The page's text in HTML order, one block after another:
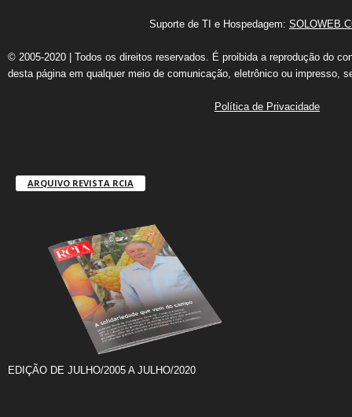
Suporte de TI e Hospedagem:
© 2005-2020 | Todos os direitos reservados. É proibida a reprodução do
desta página em qualquer meio de comunicação, eletrônico ou impresso,
Política de Privacidade
ARQUIVO REVISTA RCIA
EDIÇÃO DE JULHO/2005 A JULHO/2020